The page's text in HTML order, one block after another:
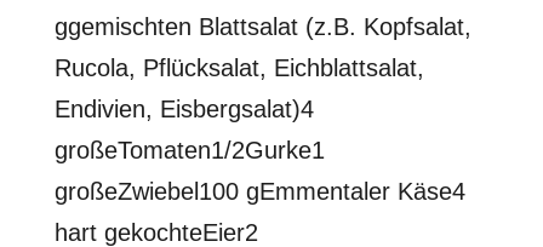
ggemischten Blattsalat (z.B. Kopfsalat,
Rucola, Pflücksalat, Eichblattsalat,
Endivien, Eisbergsalat)4
großeTomaten1/2Gurke1
großeZwiebel100 gEmmentaler Käse4
hart gekochteEier2